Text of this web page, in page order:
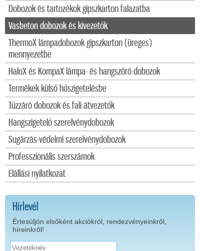
Dobozok és tartozékok gipszkarton falazatba
Vasbeton dobozok és kivezetők
ThermoX lámpadobozok gipszkarton (üreges)
mennyezetbe
HaloX és KompaX lámpa- és hangszóró dobozok
Termékek külső hőszigetelésbe
Tűzzáró dobozok és fali átvezetők
Hangszigetelő szerelvénydobozok
Sugárzás-védelmi szerelvénydobozok
Professzionális szerszámok
Elállási nyilatkozat
Hírlevél
Értesüljön elsőként akciókról, rendezvényeinkről,
híreinkről!